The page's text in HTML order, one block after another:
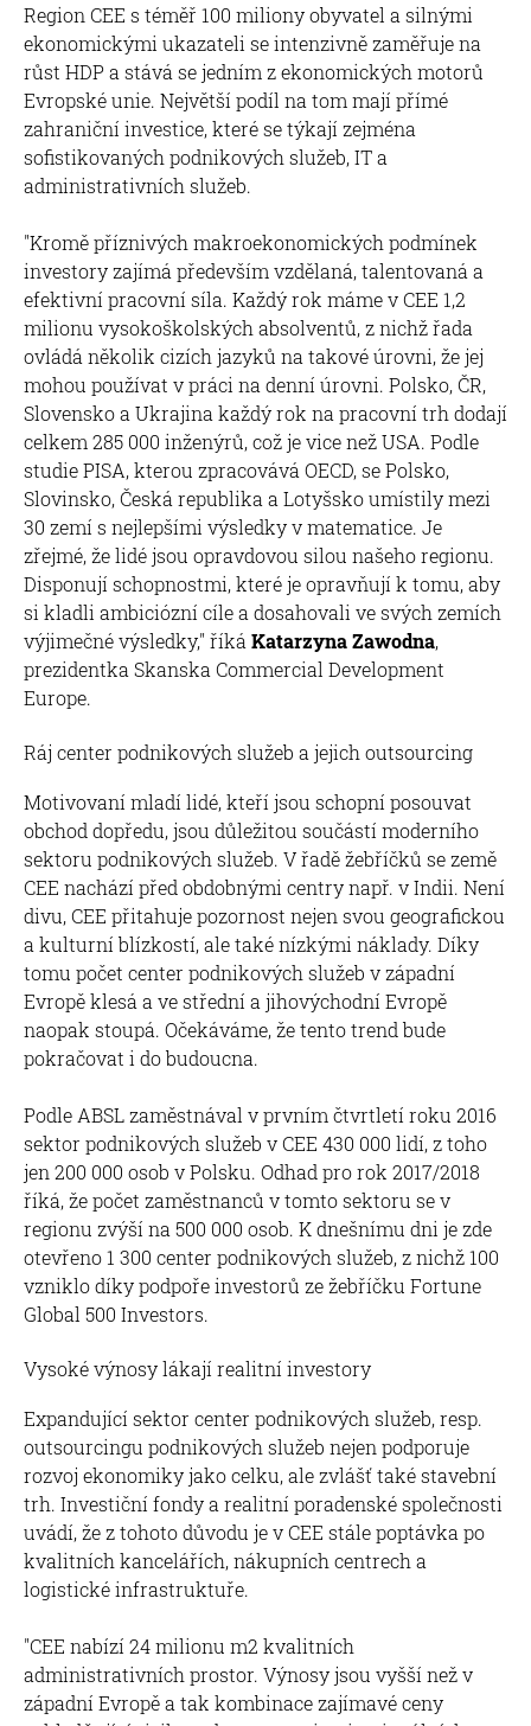
Region CEE s téměř 100 miliony obyvatel a silnými
ekonomickými ukazateli se intenzivně zaměřuje na
růst HDP a stává se jedním z ekonomických motorů
Evropské unie. Největší podíl na tom mají přímé
zahraniční investice, které se týkají zejména
sofistikovaných podnikových služeb, IT a
administrativních služeb.
"Kromě příznivých makroekonomických podmínek
investory zajímá především vzdělaná, talentovaná a
efektivní pracovní síla. Každý rok máme v CEE 1,2
milionu vysokoškolských absolventů, z nichž řada
ovládá několik cizích jazyků na takové úrovni, že jej
mohou používat v práci na denní úrovni. Polsko, ČR,
Slovensko a Ukrajina každý rok na pracovní trh dodají
celkem 285 000 inženýrů, což je vice než USA. Podle
studie PISA, kterou zpracovává OECD, se Polsko,
Slovinsko, Česká republika a Lotyšsko umístily mezi
30 zemí s nejlepšími výsledky v matematice. Je
zřejmé, že lidé jsou opravdovou silou našeho regionu.
Disponují schopnostmi, které je opravňují k tomu, aby
si kladli ambiciózní cíle a dosahovali ve svých zemích
výjimečné výsledky," říká Katarzyna Zawodna,
prezidentka Skanska Commercial Development
Europe.
Ráj center podnikových služeb a jejich outsourcing
Motivovaní mladí lidé, kteří jsou schopní posouvat
obchod dopředu, jsou důležitou součástí moderního
sektoru podnikových služeb. V řadě žebříčků se země
CEE nachází před obdobnými centry např. v Indii. Není
divu, CEE přitahuje pozornost nejen svou geografickou
a kulturní blízkostí, ale také nízkými náklady. Díky
tomu počet center podnikových služeb v západní
Evropě klesá a ve střední a jihovýchodní Evropě
naopak stoupá. Očekáváme, že tento trend bude
pokračovat i do budoucna.
Podle ABSL zaměstnával v prvním čtvrtletí roku 2016
sektor podnikových služeb v CEE 430 000 lidí, z toho
jen 200 000 osob v Polsku. Odhad pro rok 2017/2018
říká, že počet zaměstnanců v tomto sektoru se v
regionu zvýší na 500 000 osob. K dnešnímu dni je zde
otevřeno 1 300 center podnikových služeb, z nichž 100
vzniklo díky podpoře investorů ze žebříčku Fortune
Global 500 Investors.
Vysoké výnosy lákají realitní investory
Expandující sektor center podnikových služeb, resp.
outsourcingu podnikových služeb nejen podporuje
rozvoj ekonomiky jako celku, ale zvlášť také stavební
trh. Investiční fondy a realitní poradenské společnosti
uvádí, že z tohoto důvodu je v CEE stále poptávka po
kvalitních kancelářích, nákupních centrech a
logistické infrastruktuře.
"CEE nabízí 24 milionu m2 kvalitních
administrativních prostor. Výnosy jsou vyšší než v
západní Evropě a tak kombinace zajímavé ceny